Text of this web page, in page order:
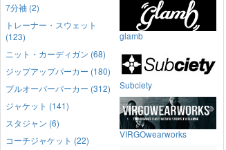
7分袖 (2)
トレーナー・スウェット
(123)
ニット・カーディガン (68)
ジップアップパーカー (180)
プルオーバーパーカー (312)
ジャケット (141)
スタジャン (6)
コーチジャケット (22)
glamb
Subciety
VIRGOwearworks